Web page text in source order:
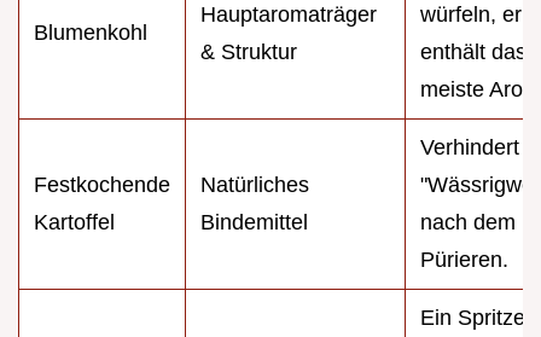
Blumenkohl
Hauptaromaträger
& Struktur
würfeln, er
enthält das
meiste
Festkochende
Kartoffel
Natürliches
Bindemittel
Verhindert
nach dem
Pürieren.
Ein Spritzer